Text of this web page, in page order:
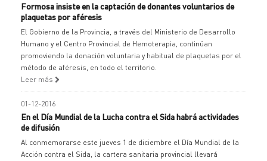
Formosa insiste en la captación de donantes voluntarios de
plaquetas por aféresis
El Gobierno de la Provincia, a través del Ministerio de Desarrollo
Humano y el Centro Provincial de Hemoterapia, continúan
promoviendo la donación voluntaria y habitual de plaquetas por el
método de aféresis, en todo el territorio.
Leer más
01-12-2016
En el Día Mundial de la Lucha contra el Sida habrá actividades
de difusión
Al conmemorarse este jueves 1 de diciembre el Día Mundial de la
Acción contra el Sida, la cartera sanitaria provincial llevará